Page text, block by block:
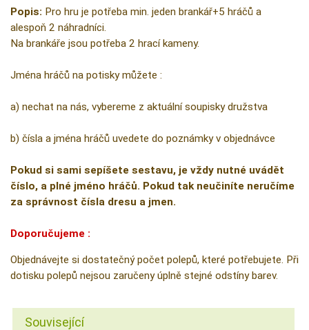
Popis: Pro hru je potřeba min. jeden brankář+5 hráčů a
alespoň 2 náhradníci.
Na brankáře jsou potřeba 2 hrací kameny.
Jména hráčů na potisky můžete :
a) nechat na nás, vybereme z aktuální soupisky družstva
b) čísla a jména hráčů uvedete do poznámky v objednávce
Pokud si sami sepíšete sestavu, je vždy nutné uvádět
číslo, a plné jméno hráčů. Pokud tak neučiníte neručíme
za správnost čísla dresu a jmen.
Doporučujeme :
Objednávejte si dostatečný počet polepů, které potřebujete. Při
dotisku polepů nejsou zaručeny úplně stejné odstíny barev.
Související